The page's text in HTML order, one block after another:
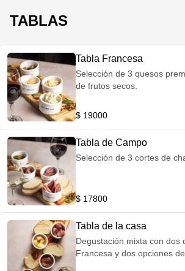
TABLAS
Tabla Francesa
Selección de 3 quesos
de frutos secos.
$ 19000
Tabla de Campo
Selección de 3 cortes de
$ 17800
Tabla de la casa
Degustación mixta con dos
Francesa y dos opciones